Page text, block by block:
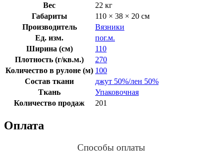
Вес
22 кг
Габариты
110 × 38 × 20 см
Производитель
Вязники
Ед. изм.
пог.м.
Ширина (см)
110
Плотность (г/кв.м.)
270
Количество в рулоне (м) 100
Состав ткани
джут 50%/лен 50%
Ткань
Упаковочная
Количество продаж
201
Оплата
Способы оплаты